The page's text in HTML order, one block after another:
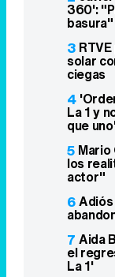
360':
basura"
3
solar
ciegas
4
La 1 y
que
5
los
actor"
6
7 Aida
el
La 1'